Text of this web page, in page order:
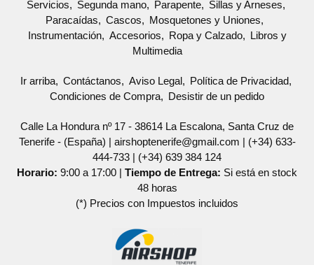
Servicios Segunda mano Parapente
Sillas y Arneses
Paracaídas
Cascos
Mosquetones y Uniones
Instrumentación
Accesorios Ropa y Calzado
Libros y
Multimedia
Ir arriba Contáctanos Aviso Legal
Política de Privacidad
Condiciones de Compra
Desistir de un pedido
Calle La Hondura nº 17 - 38614 La Escalona, Santa Cruz de
Tenerife - (España) | airshoptenerife@gmail.com | (+34) 633-
444-733 | (+34) 639 384 124
Horario: 9:00 a 17:00 | Tiempo de Entrega: Si está en stock
48 horas
(*) Precios con Impuestos incluidos